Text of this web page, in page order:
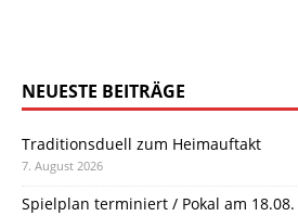
NEUESTE BEITRÄGE
Traditionsduell zum Heimauftakt
7. August 2026
Spielplan terminiert / Pokal am 18.08.